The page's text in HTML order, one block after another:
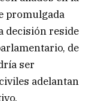
promulgada
decisión reside
de
ser
adelantan